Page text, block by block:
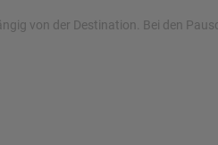
von der Destination. Bei den